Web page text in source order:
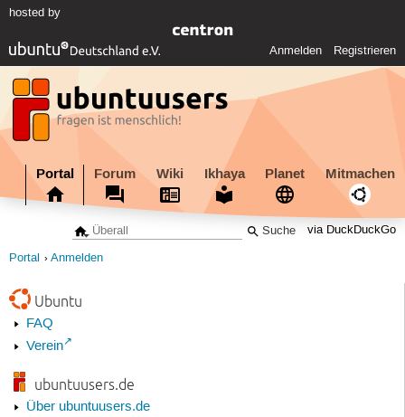
hosted by
Anmelden Registrieren
Portal Forum Wiki Ikhaya Planet Mitmachen
via DuckDuckGo
Portal Anmelden
Ubuntu
FAQ
Verein
ubuntuusers.de
Über ubuntuusers.de